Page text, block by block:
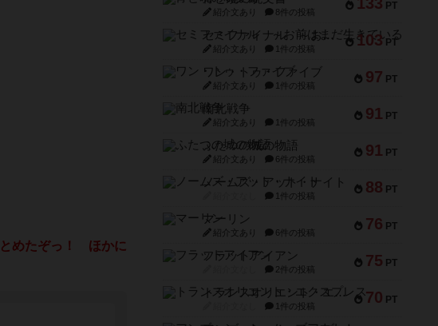
とめたぞっ！ ほかに
PT
紹介文あり 8件の投稿
103 PT
セミファイナル ～お前はまだ生きている～
紹介文あり 1件の投稿
97 PT
ワン・トゥ・ファイブ
紹介文あり 1件の投稿
91 PT
南北戦争
紹介文あり 1件の投稿
91 PT
ふたつの城の物語
紹介文あり 6件の投稿
88 PT
ノームズ・アット・ナイト
1件の投稿
76 PT
マーリン
紹介文あり 6件の投稿
75 PT
フラットアイアン
2件の投稿
70 PT
トランスオリエント・エクスプレス
1件の投稿